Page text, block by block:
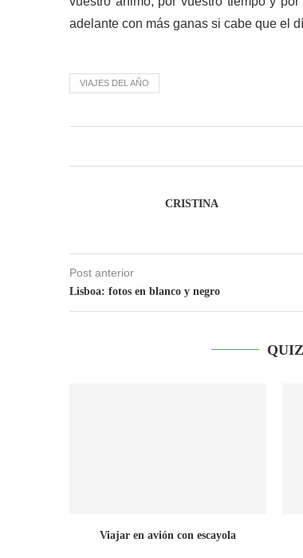
adelante con más ganas si cabe que el
VIAJES DEL AÑO
CRISTINA
Post anterior
Lisboa: fotos en blanco y negro
Viajar en avión con escayola